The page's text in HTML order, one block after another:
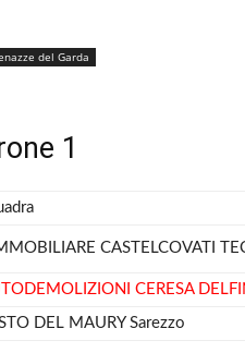
del Garda
1
CASTELCOVATI
CERESA
DEL MAURY Sarezzo